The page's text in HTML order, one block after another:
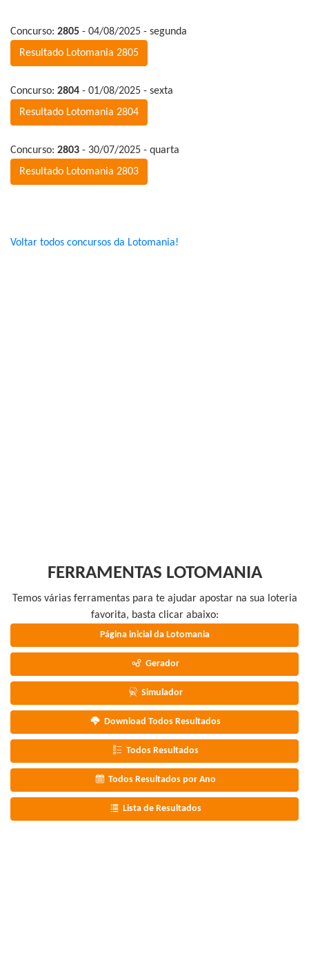
Concurso: 2805 - 04/08/2025 - segunda
Resultado Lotomania 2805
Concurso: 2804 - 01/08/2025 - sexta
Resultado Lotomania 2804
Concurso: 2803 - 30/07/2025 - quarta
Resultado Lotomania 2803
Voltar todos concursos da Lotomania!
FERRAMENTAS LOTOMANIA
Temos várias ferramentas para te ajudar apostar na sua loteria
favorita, basta clicar abaixo:
Página inicial da Lotomania
Gerador
Simulador
Download Todos Resultados
Todos Resultados
Todos Resultados por Ano
Lista de Resultados